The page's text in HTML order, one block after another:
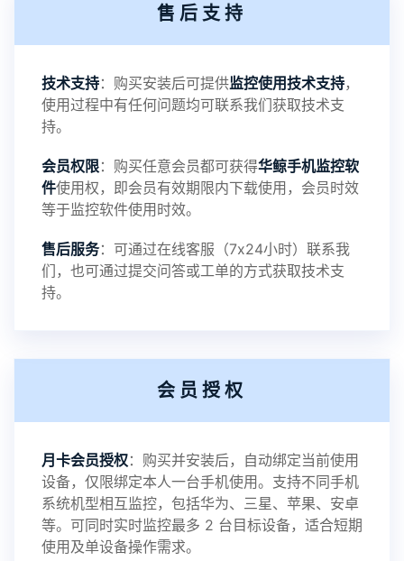
4：优化离线云储存服务器相册照片文件夹路径问题
5：优化关闭监控后离线设置云储存对方微信聊天记
录文件改为自定义文件名称
提示：
提示1：为避免异常风险情况，传输对方手机数据文
件至本地请先切换代理网络
鲸监控存在的问题与所需的更多功能，华鲸手机监
控将持续为您创造更优秀的监控APP
售后支持
技术支持：购买安装后可提供监控使用技术支持，
使用过程中有任何问题均可联系我们获取技术支
持。
会员权限：购买任意会员都可获得华鲸手机监控软
件使用权，即会员有效期限内下载使用，会员时效
等于监控软件使用时效。
售后服务：可通过在线客服（7x24小时）联系我
们，也可通过提交问答或工单的方式获取技术支
持。
会员授权
月卡会员授权：购买并安装后，自动绑定当前使用
设备，仅限绑定本人一台手机使用。支持不同手机
系统机型相互监控，包括华为、三星、苹果、安卓
等。可同时实时监控最多 2 台目标设备，适合短期
使用及单设备操作需求。